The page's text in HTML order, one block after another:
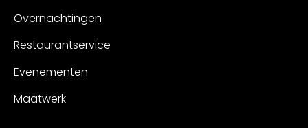
Overnachtingen
Restaurantservice
Evenementen
Maatwerk